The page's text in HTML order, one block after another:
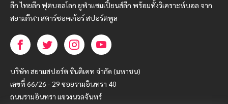
ลีก ไทยลีก ฟุตบอลโลก ยูฟ่าแซมเปี้ยนส์ลีก พร้อมทั้งวิเคราะห์บอล จาก
สยามกีฬา สตาร์ชอคเก้อร์ สปอร์ตพูล
บริษัท สยามสปอร์ต ซินติเคท จำกัด (มหาชน)
เลขที่ 66/26 - 29 ซอยรามอินทรา 40
ถนนรามอินทรา แขวงนวลจันทร์